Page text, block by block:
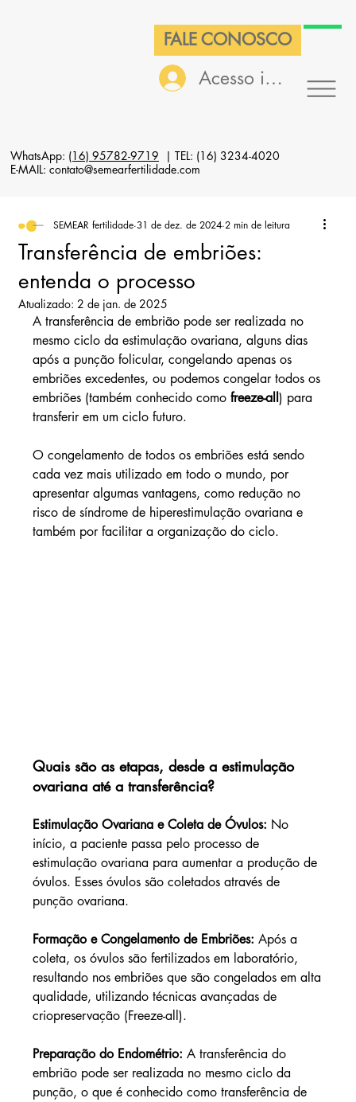
FALE CONOSCO
Acesso interno
WhatsApp: (16) 95782-9719 | TEL: (16) 3234-4020
E-MAIL: contato@semearfertilidade.com
Transferência de embriões:
entenda o processo
SEMEAR fertilidade 31 de dez. de 2024 2 min de leitura
Atualizado: 2 de jan. de 2025
A transferência de embrião pode ser realizada no
mesmo ciclo da estimulação ovariana, alguns dias
após a punção folicular, congelando apenas os
embriões excedentes, ou podemos congelar todos os
embriões (também conhecido como freeze-all ) para
transferir em um ciclo futuro.
O congelamento de todos os embriões está sendo
cada vez mais utilizado em todo o mundo, por
apresentar algumas vantagens, como redução no
risco de síndrome de hiperestimulação ovariana e
também por facilitar a organização do ciclo.
Quais são as etapas, desde a estimulação
ovariana até a transferência?
Estimulação Ovariana e Coleta de Óvulos: No
início, a paciente passa pelo processo de
estimulação ovariana para aumentar a produção de
óvulos. Esses óvulos são coletados através de
punção ovariana.
Formação e Congelamento de Embriões: Após a
coleta, os óvulos são fertilizados em laboratório,
resultando nos embriões que são congelados em alta
qualidade, utilizando técnicas avançadas de
criopreservação (Freeze-all).
Preparação do Endométrio: A transferência do
embrião pode ser realizada no mesmo ciclo da
punção, o que é conhecido como transferência de